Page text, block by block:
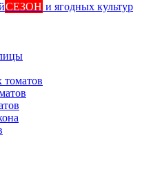
СЕЗОН и ягодных культур